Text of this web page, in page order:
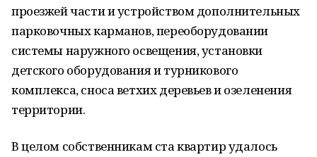
проезжей части и устройством дополнительных
парковочных карманов, переоборудовании
системы наружного освещения, установки
детского оборудования и турникового
комплекса, сноса ветхих деревьев и озеленения
территории.
В целом собственникам ста квартир удалось